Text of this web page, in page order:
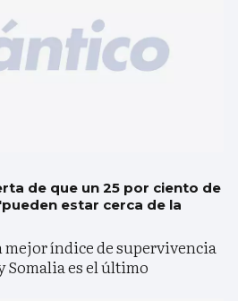
de que un 25 por ciento de
estar cerca de la
mejor índice de supervivencia
es el último